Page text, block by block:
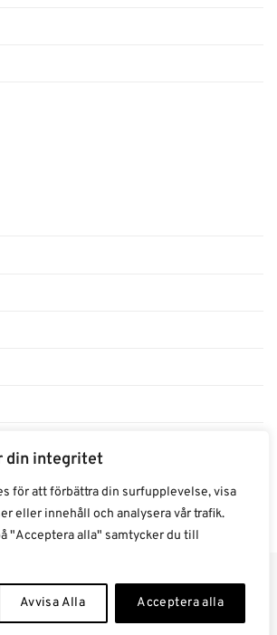
din integritet
för att förbättra din surfupplevelse, visa
eller innehåll och analysera vår trafik.
"Acceptera alla" samtycker du till
Avvisa Alla Acceptera alla